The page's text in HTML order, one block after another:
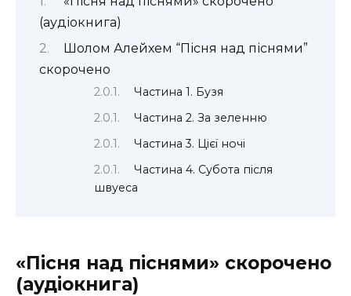
(аудіокнига)
Шолом Алейхем “Пісня над піснями”
скорочено
Частина 1. Бузя
Частина 2. За зеленню
Частина 3. Цієї ночі
Частина 4. Субота після
швуеса
«Пісня над піснями» скорочено
(аудіокнига)